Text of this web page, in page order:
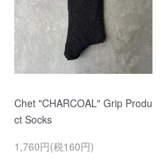
Chet "CHARCOAL" Grip Produ
ct Socks
1,760円(税160円)